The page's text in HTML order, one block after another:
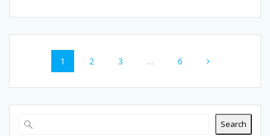
Posts
navigation
Page
1 Page
2 Page
3 … Page
6
Search